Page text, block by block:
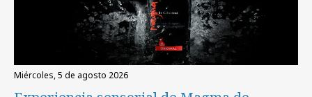
miércoles, 5 de agosto 2026